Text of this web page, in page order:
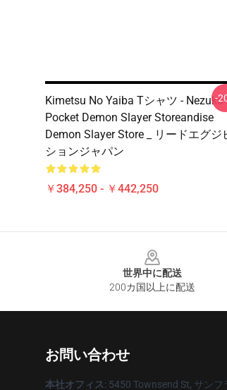
Kimetsu No Yaiba Tシャツ - Nezuko
Pocket Demon Slayer Storeandise
Demon Slayer Store _ リードエグジ
ションジャパン
￥384,250 - ￥442,250
-
世界中に配送
200カ国以上に配送
お問い合わせ
本社オフィス: 5450 Townsend St, サンフ